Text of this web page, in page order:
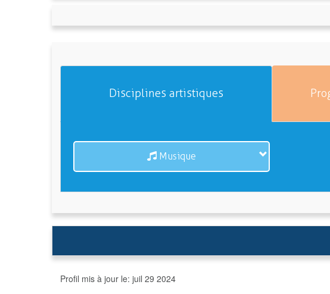
Disciplines artistiques
Musique
Profil mis à jour le: juil 29 2024